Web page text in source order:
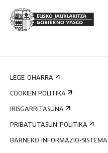
LEGE-OHARRA
COOKIEN POLITIKA
IRISGARRITASUNA
PRIBATUTASUN-POLITIKA
BARNEKO INFORMAZIO-SISTEMA